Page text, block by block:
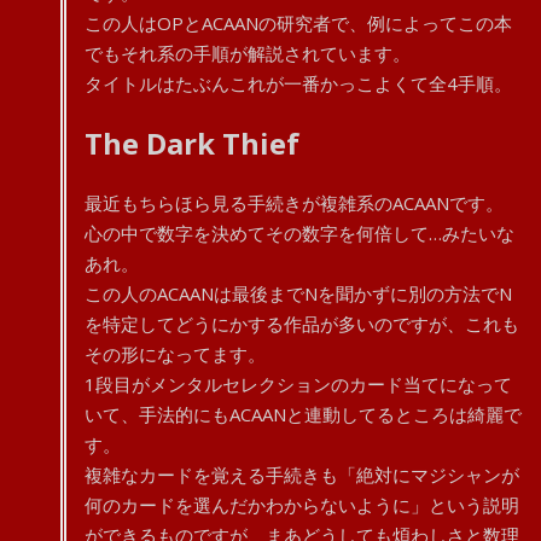
この人はOPとACAANの研究者で、例によってこの本
でもそれ系の手順が解説されています。
タイトルはたぶんこれが一番かっこよくて全4手順。
The Dark Thief
最近もちらほら見る手続きが複雑系のACAANです。
心の中で数字を決めてその数字を何倍して…みたいな
あれ。
この人のACAANは最後までNを聞かずに別の方法でN
を特定してどうにかする作品が多いのですが、これも
その形になってます。
1段目がメンタルセレクションのカード当てになって
いて、手法的にもACAANと連動してるところは綺麗で
す。
複雑なカードを覚える手続きも「絶対にマジシャンが
何のカードを選んだかわからないように」という説明
ができるものですが、まあどうしても煩わしさと数理